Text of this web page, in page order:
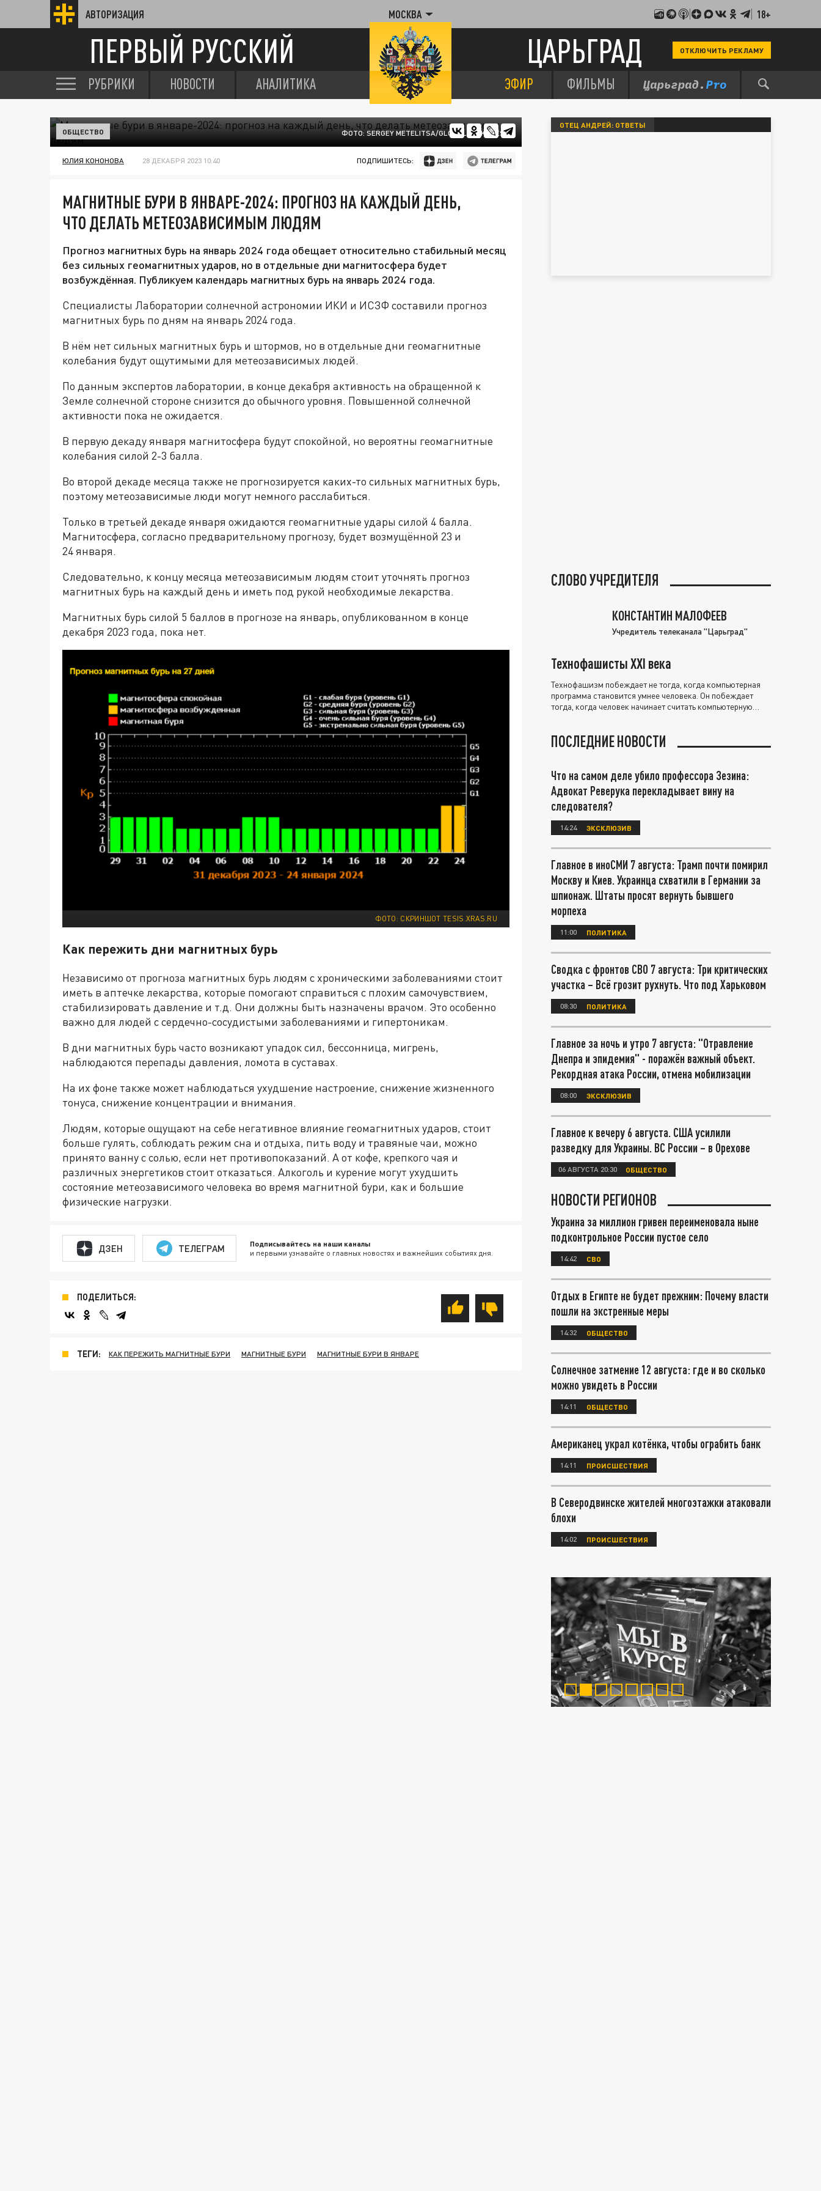
АВТОРИЗАЦИЯ МОСКВА 18+
ПЕРВЫЙ РУССКИЙ ЦАРЬГРАД ОТКЛЮЧИТЬ РЕКЛАМУ
РУБРИКИ НОВОСТИ АНАЛИТИКА ЭФИР ФИЛЬМЫ
ФОТО: SERGEY METELITSA/GLOBALLOOKPRESS
ОБЩЕСТВО
ЮЛИЯ КОНОНОВА 28 ДЕКАБРЯ 2023 10:40 ПОДПИШИТЕСЬ:
МАГНИТНЫЕ БУРИ В ЯНВАРЕ-2024: ПРОГНОЗ НА КАЖДЫЙ ДЕНЬ,
ЧТО ДЕЛАТЬ МЕТЕОЗАВИСИМЫМ ЛЮДЯМ
Прогноз магнитных бурь на январь 2024 года обещает относительно стабильный месяц
без сильных геомагнитных ударов, но в отдельные дни магнитосфера будет
возбуждённая. Публикуем календарь магнитных бурь на январь 2024 года.
Специалисты Лаборатории солнечной астрономии ИКИ и ИСЗФ составили прогноз
магнитных бурь по дням на январь 2024 года.
В нём нет сильных магнитных бурь и штормов, но в отдельные дни геомагнитные
колебания будут ощутимыми для метеозависимых людей.
По данным экспертов лаборатории, в конце декабря активность на обращенной к
Земле солнечной стороне снизится до обычного уровня. Повышенной солнечной
активности пока не ожидается.
В первую декаду января магнитосфера будут спокойной, но вероятны геомагнитные
колебания силой 2-3 балла.
Во второй декаде месяца также не прогнозируется каких-то сильных магнитных бурь,
поэтому метеозависимые люди могут немного расслабиться.
Только в третьей декаде января ожидаются геомагнитные удары силой 4 балла.
Магнитосфера, согласно предварительному прогнозу, будет возмущённой 23 и
24 января.
Следовательно, к концу месяца метеозависимым людям стоит уточнять прогноз
магнитных бурь на каждый день и иметь под рукой необходимые лекарства.
Магнитных бурь силой 5 баллов в прогнозе на январь, опубликованном в конце
декабря 2023 года, пока нет.
ФОТО: СКРИНШОТ TESIS.XRAS.RU
Как пережить дни магнитных бурь
Независимо от прогноза магнитных бурь людям с хроническими заболеваниями стоит
иметь в аптечке лекарства, которые помогают справиться с плохим самочувствием,
стабилизировать давление и т.д. Они должны быть назначены врачом. Это особенно
важно для людей с сердечно-сосудистыми заболеваниями и гипертоникам.
В дни магнитных бурь часто возникают упадок сил, бессонница, мигрень,
наблюдаются перепады давления, ломота в суставах.
На их фоне также может наблюдаться ухудшение настроение, снижение жизненного
тонуса, снижение концентрации и внимания.
Людям, которые ощущают на себе негативное влияние геомагнитных ударов, стоит
больше гулять, соблюдать режим сна и отдыха, пить воду и травяные чаи, можно
принято ванну с солью, если нет противопоказаний. А от кофе, крепкого чая и
различных энергетиков стоит отказаться. Алкоголь и курение могут ухудшить
состояние метеозависимого человека во время магнитной бури, как и большие
физические нагрузки.
ДЗЕН ТЕЛЕГРАМ Подписывайтесь на наши каналы
и первыми узнавайте о главных новостях и важнейших событиях дня.
ПОДЕЛИТЬСЯ:
ТЕГИ: КАК ПЕРЕЖИТЬ МАГНИТНЫЕ БУРИ МАГНИТНЫЕ БУРИ МАГНИТНЫЕ БУРИ В ЯНВАРЕ
ОТЕЦ АНДРЕЙ: ОТВЕТЫ
СЛОВО УЧРЕДИТЕЛЯ
КОНСТАНТИН МАЛОФЕЕВ
Учредитель телеканала "Царьград"
Технофашисты XXI века
Технофашизм побеждает не тогда, когда компьютерная
программа становится умнее человека. Он побеждает
тогда, когда человек начинает считать компьютерную
ПОСЛЕДНИЕ НОВОСТИ
Что на самом деле убило профессора Зезина:
Адвокат Реверука перекладывает вину на
следователя?
14:24 ЭКСКЛЮЗИВ
Главное в иноСМИ 7 августа: Трамп почти помирил
Москву и Киев. Украинца схватили в Германии за
шпионаж. Штаты просят вернуть бывшего
морпеха
11:00 ПОЛИТИКА
Сводка с фронтов СВО 7 августа: Три критических
участка – Всё грозит рухнуть. Что под Харьковом
08:30 ПОЛИТИКА
Главное за ночь и утро 7 августа: "Отравление
Днепра и эпидемия" - поражён важный объект.
Рекордная атака России, отмена мобилизации
08:00 ЭКСКЛЮЗИВ
Главное к вечеру 6 августа. США усилили
разведку для Украины. ВС России – в Орехове
06 АВГУСТА 20:30 ОБЩЕСТВО
НОВОСТИ РЕГИОНОВ
Украина за миллион гривен переименовала ныне
подконтрольное России пустое село
14:42 СВО
Отдых в Египте не будет прежним: Почему власти
пошли на экстренные меры
14:32 ОБЩЕСТВО
Солнечное затмение 12 августа: где и во сколько
можно увидеть в России
14:11 ОБЩЕСТВО
Американец украл котёнка, чтобы ограбить банк
14:11 ПРОИСШЕСТВИЯ
В Северодвинске жителей многоэтажки атаковали
блохи
14:02 ПРОИСШЕСТВИЯ